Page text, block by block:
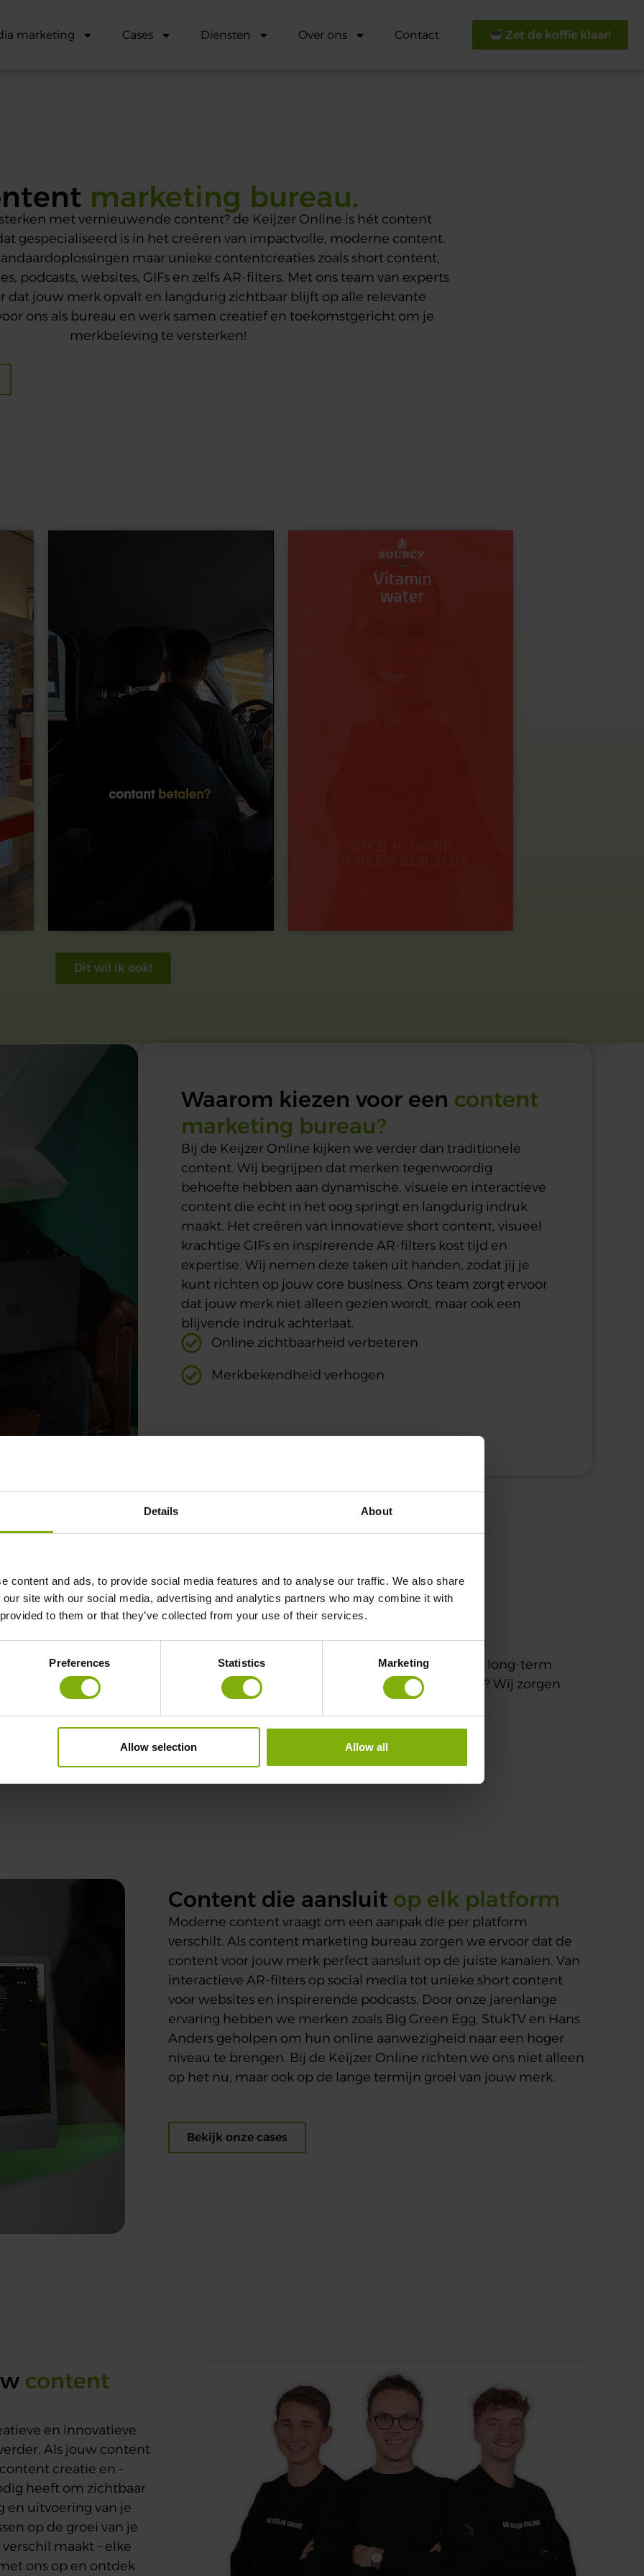
Details About
content and ads, to provide social media features and to analyse our traffic. We also share
site with our social media, advertising and analytics partners who may combine it with
to them or that they’ve collected from your use of their services.
Preferences Statistics Marketing
Allow selection Allow all
marketing Cases Diensten Over ons Contact Zet de koffie klaar!
marketing bureau.
met vernieuwende content? de Keijzer Online is hét content
gespecialiseerd is in het creëren van impactvolle, moderne content.
maar unieke contentcreaties zoals short content,
podcasts, websites, GIFs en zelfs AR-filters. Met ons team van experts
dat jouw merk opvalt en langdurig zichtbaar blijft op alle relevante
ons als bureau en werk samen creatief en toekomstgerichtom je
merkbeleving te versterken!
Dit wil ik ook!
Waarom kiezen voor een content
marketing bureau?
Bij de Keijzer Online kijken we verder dan traditionele
content. Wij begrijpen dat merken tegenwoordig
behoefte hebben aan dynamische, visuele en interactieve
content die echt in het oog springt en langdurig indruk
maakt. Het creëren van innovatieve short content, visueel
krachtige GIFs en inspirerende AR-filters kost tijd en
expertise. Wij nemen deze taken uit handen, zodat jij je
kunt richten op jouw core business. Ons team zorgt ervoor
dat jouw merk niet alleen gezien wordt, maar ook een
blijvende indruk achterlaat.
Online zichtbaarheid verbeteren
Merkbekendheid verhogen
maat
aanpak nodig. Bij de Keijzer Online ontwikkelen we daarom creatieve
specifieke doelen en doelgroep. Wil je je merkidentiteit versterken met long-term
Of juist een speelse kant van je merk tonen met AR-filters of GIFs? Wij zorgen
en boeiend blijft.
Content die aansluit op elk platform
Moderne content vraagt om een aanpak die per platform
verschilt. Als content marketing bureau zorgen we ervoor dat de
content voor jouw merk perfect aansluit op de juiste kanalen. Van
interactieve AR-filters op social media tot unieke short content
voor websites en inspirerende podcasts. Door onze jarenlange
ervaring hebben we merken zoals Big Green Egg, StukTV en Hans
Anders geholpen om hun online aanwezigheid naar een hoger
niveau te brengen. Bij de Keijzer Online richten we ons niet alleen
op het nu, maar ook op de lange termijn groei van jouw merk.
Bekijk onze cases
content
en innovatieve
Als jouw content
creatie en -
heeft om zichtbaar
en uitvoering van je
op de groei van je
maakt – elke
ons op en ontdek